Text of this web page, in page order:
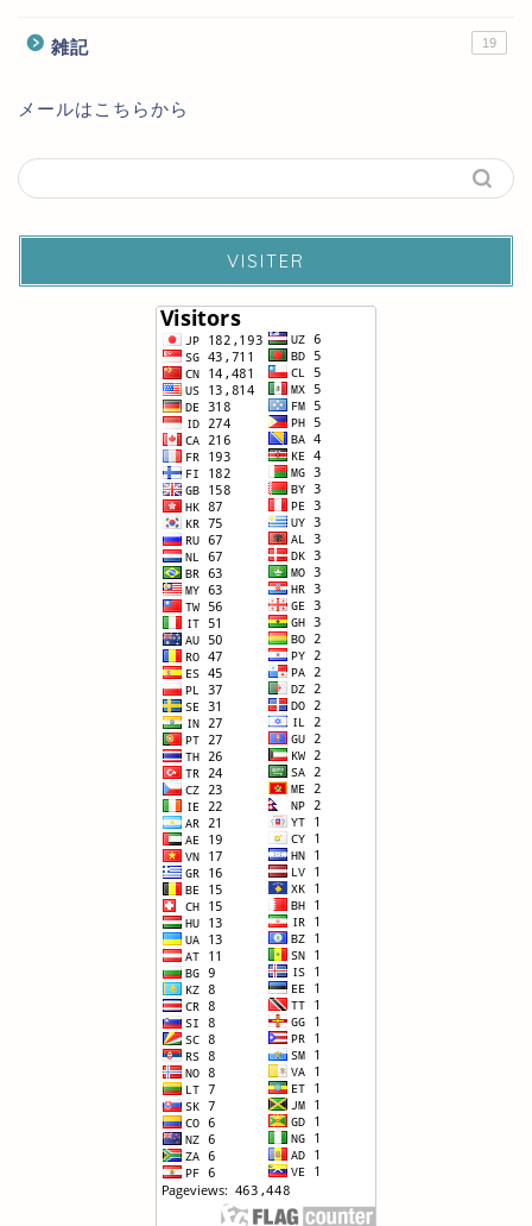
雑記 19
メールはこちらから
VISITER